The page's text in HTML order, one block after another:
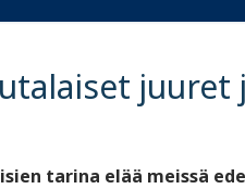
tarina elää meissä